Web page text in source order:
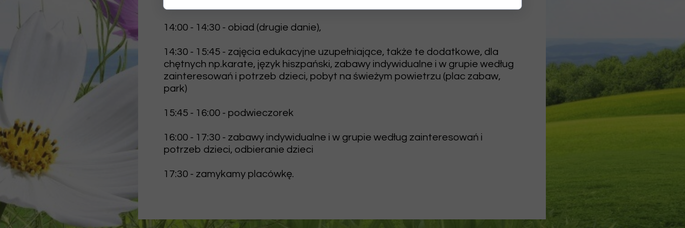
14:00 - 14:30 - obiad (drugie danie),
14:30 - 15:45 - zajęcia edukacyjne uzupełniające, także te dodatkowe, dla
chętnych np.karate, język hiszpański, zabawy indywidualne i w grupie według
zainteresowań i potrzeb dzieci, pobyt na świeżym powietrzu (plac zabaw,
park)
15:45 - 16:00 - podwieczorek
16:00 - 17:30 - zabawy indywidualne i w grupie według zainteresowań i
potrzeb dzieci, odbieranie dzieci
17:30 - zamykamy placówkę.